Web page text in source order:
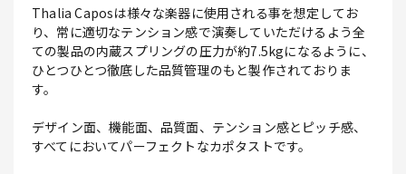
Thalia Caposは様々な楽器に使用される事を想定してお
り、常に適切なテンション感で演奏していただけるよう全
ての製品の内蔵スプリングの圧力が約7.5kgになるように、
ひとつひとつ徹底した品質管理のもと製作されておりま
す。
デザイン面、機能面、品質面、テンション感とピッチ感、
すべてにおいてパーフェクトなカポタストです。